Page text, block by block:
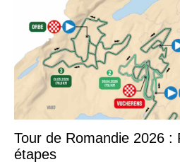
Tour de Romandie 2026 :
étapes